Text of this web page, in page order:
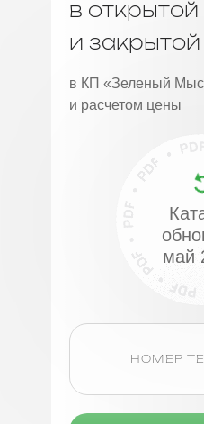
в открытой
и
в КП «Зеленый
и расчетом цены
май